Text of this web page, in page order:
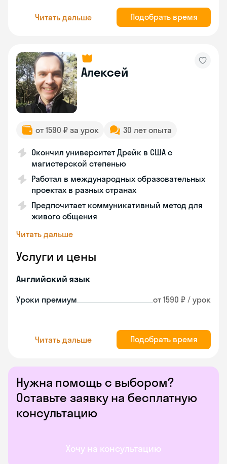
Нужна помощь с выбором?
Оставьте заявку на бесплатную
консультацию
Хочу на консультацию
Читать дальше Подобрать время
Алексей
от 1590 ₽ за урок 30 лет опыта
Окончил университет Дрейк в США с
магистерской степенью
Работал в международных образовательных
проектах в разных странах
Предпочитает коммуникативный метод для
живого общения
Читать дальше
Услуги и цены
Английский язык
Уроки премиум от 1590 ₽ / урок
Читать дальше Подобрать время